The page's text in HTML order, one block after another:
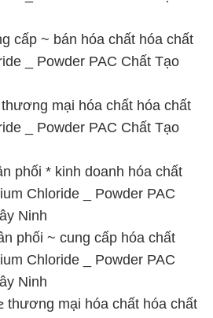
Ninh
phối ~ cung cấp hóa chất
Chloride _ Powder PAC
Ninh
mại hóa chất hóa chất
_ Powder PAC Chất Tạo
– CÔNG TY HÓA CHẤT
🌐